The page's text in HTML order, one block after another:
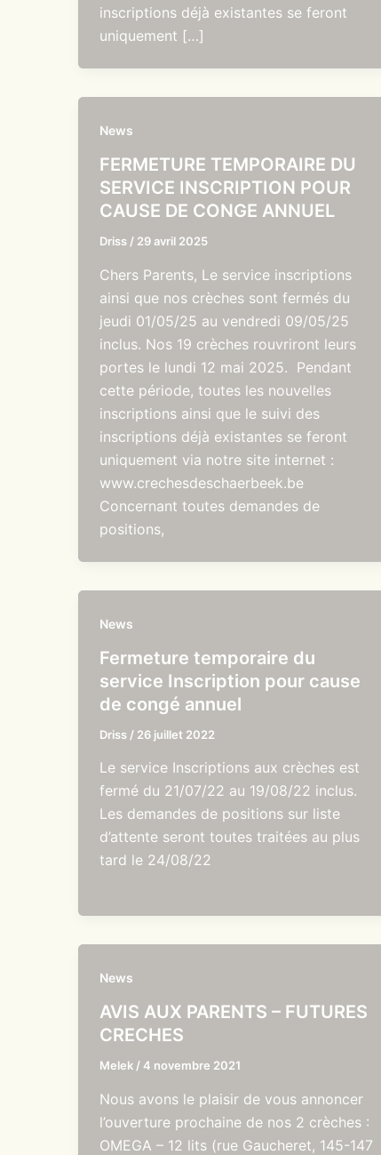
inscriptions déjà existantes se feront
uniquement […]
News
FERMETURE TEMPORAIRE DU
SERVICE INSCRIPTION POUR
CAUSE DE CONGE ANNUEL
Driss / 29 avril 2025
Chers Parents, Le service inscriptions
ainsi que nos crèches sont fermés du
jeudi 01/05/25 au vendredi 09/05/25
inclus. Nos 19 crèches rouvriront leurs
portes le lundi 12 mai 2025. Pendant
cette période, toutes les nouvelles
inscriptions ainsi que le suivi des
inscriptions déjà existantes se feront
uniquement via notre site internet :
www.crechesdeschaerbeek.be
Concernant toutes demandes de
positions,
News
Fermeture temporaire du
service Inscription pour cause
de congé annuel
Driss / 26 juillet 2022
Le service Inscriptions aux crèches est
fermé du 21/07/22 au 19/08/22 inclus.
Les demandes de positions sur liste
d’attente seront toutes traitées au plus
tard le 24/08/22
News
AVIS AUX PARENTS – FUTURES
CRECHES
Melek /4 novembre 2021
Nous avons le plaisir de vous annoncer
l’ouverture prochaine de nos 2 crèches :
OMEGA – 12 lits (rue Gaucheret, 145-147